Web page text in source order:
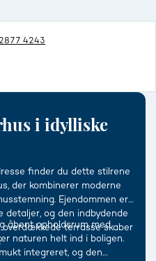
2877 4243
i idylliske
finder du dette stilrene
der kombinerer moderne
Ejendommen er
og den indbydende
terrasse skaber
åbent opholdsrum med
naturen helt ind i boligen.
integreret, og den